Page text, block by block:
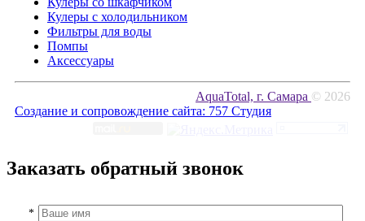
Кулеры с холодильником
Фильтры для воды
Помпы
Аксессуары
AquaTotal, г. Самара © 2026
Создание и сопровождение сайта: 757 Студия
Заказать обратный звонок
*